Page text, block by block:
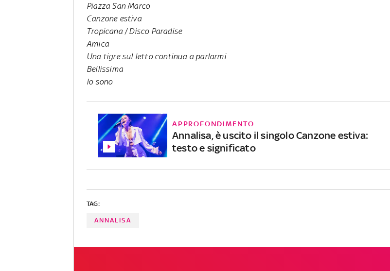
Piazza San Marco
Canzone estiva
Tropicana / Disco Paradise
Amica
Una tigre sul letto continua a parlarmi
Bellissima
Io sono
APPROFONDIMENTO
Annalisa, è uscito il singolo Canzone estiva:
testo e significato
TAG:
ANNALISA